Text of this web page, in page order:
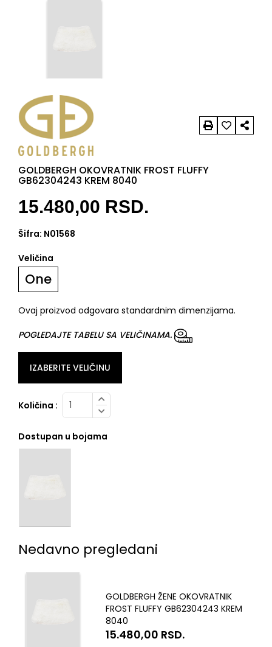
GOLDBERGH OKOVRATNIK FROST FLUFFY
GB62304243 KREM 8040
15.480,00 RSD.
Šifra: N01568
Veličina
One
Ovaj proizvod odgovara standardnim dimenzijama.
POGLEDAJTE TABELU SA VELIČINAMA.
IZABERITE VELIČINU
Količina :
Dostupan u bojama
Nedavno pregledani
GOLDBERGH ŽENE OKOVRATNIK
FROST FLUFFY GB62304243 KREM
8040
15.480,00 RSD.